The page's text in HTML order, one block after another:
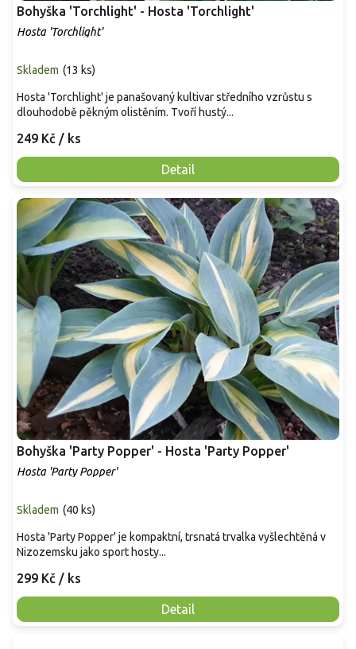
Bohyška 'Torchlight' - Hosta 'Torchlight'
Hosta 'Torchlight'
Skladem (13 ks)
249 Kč / ks
Detail
Hosta 'Torchlight' je panašovaný kultivar středního vzrůstu s
dlouhodobě pěkným olistěním. Tvoří hustý...
Bohyška 'Party Popper' - Hosta 'Party Popper'
Hosta 'Party Popper'
Skladem (40 ks)
299 Kč / ks
Detail
Hosta 'Party Popper' je kompaktní, trsnatá trvalka vyšlechtěná v
Nizozemsku jako sport hosty...